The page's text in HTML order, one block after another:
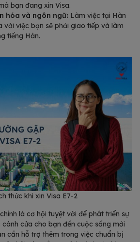
bạn đang xin Visa.
hóa và ngôn ngữ: Làm việc tại Hàn
với việc bạn sẽ phải giao tiếp và làm
tiếng Hàn.
thức khi xin Visa E7-2
là cơ hội tuyệt vời để phát triển sự
cửa cho bạn đến cuộc sống mới
cần hỗ trợ thêm trong việc chuẩn bị